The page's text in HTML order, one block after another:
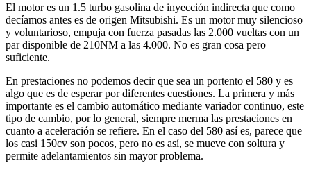
El motor es un 1.5 turbo gasolina de inyección indirecta que como
decíamos antes es de origen Mitsubishi. Es un motor muy silencioso
y voluntarioso, empuja con fuerza pasadas las 2.000 vueltas con un
par disponible de 210NM a las 4.000. No es gran cosa pero
suficiente.
En prestaciones no podemos decir que sea un portento el 580 y es
algo que es de esperar por diferentes cuestiones. La primera y más
importante es el cambio automático mediante variador continuo, este
tipo de cambio, por lo general, siempre merma las prestaciones en
cuanto a aceleración se refiere. En el caso del 580 así es, parece que
los casi 150cv son pocos, pero no es así, se mueve con soltura y
permite adelantamientos sin mayor problema.